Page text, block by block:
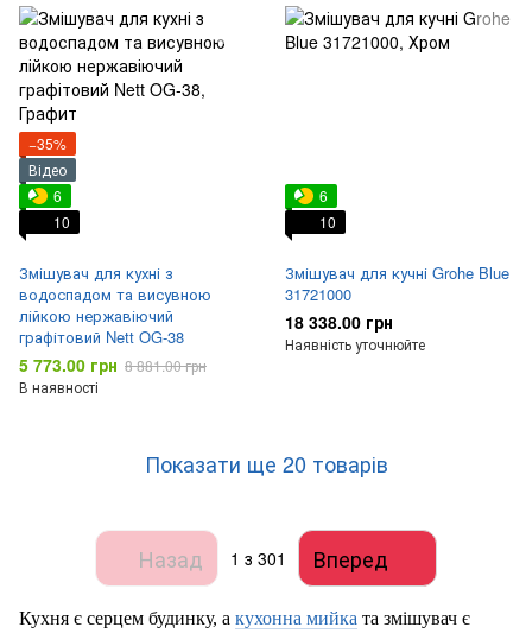
−35%
Відео
6
10
Змішувач для кухні з
водоспадом та висувною
лійкою нержавіючий
графітовий Nett OG-38
5 773.00 грн 8 881.00 грн
В наявності
6
10
Змішувач для кучні Grohe Blue
31721000
18 338.00 грн
Наявність уточнюйте
Показати ще 20 товарів
Назад 1 з 301 Вперед
Кухня є серцем будинку, а кухонна мийка та змішувач є